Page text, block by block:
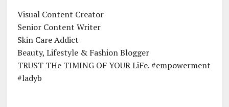
Visual Content Creator
Senior Content Writer
Skin Care Addict
Beauty, Lifestyle & Fashion Blogger
TRUST THe TIMING OF YOUR LiFe. #empowerment
#ladyb